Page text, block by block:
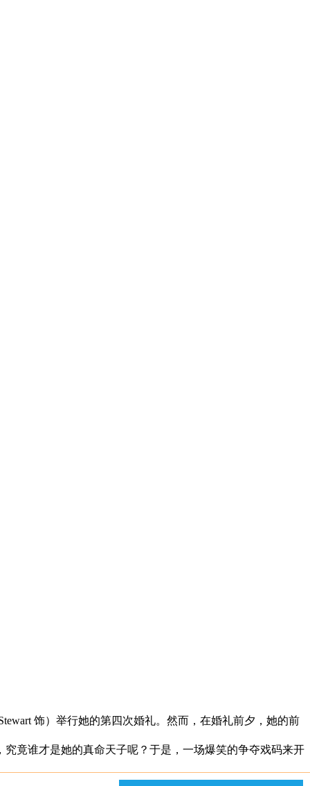
饰）举行她的第四次婚礼。然而，在婚礼前夕，她的前
竟谁才是她的真命天子呢？于是，一场爆笑的争夺戏码来开